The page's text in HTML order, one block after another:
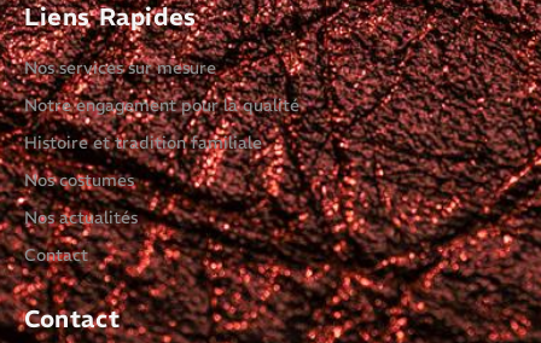
Liens Rapides
Nos services sur mesure
Notre engagement pour la qualité
Histoire et tradition familiale
Nos costumes
Nos actualités
Contact
Contact